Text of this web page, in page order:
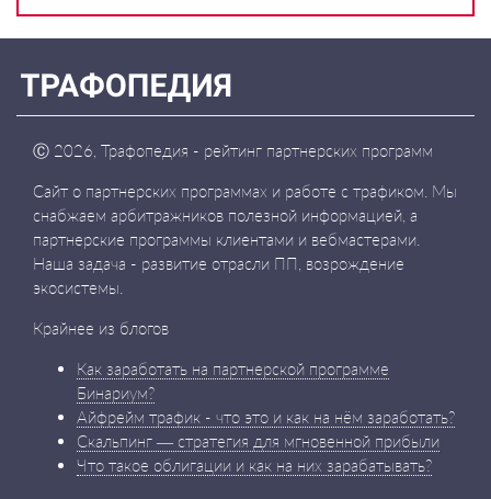
Ⓒ 2026, Трафопедия - рейтинг партнерских программ
Сайт о партнерских программах и работе с трафиком. Мы
снабжаем арбитражников полезной информацией, а
партнерские программы клиентами и вебмастерами.
Наша задача - развитие отрасли ПП, возрождение
экосистемы.
Крайнее из блогов
Как заработать на партнерской программе
Бинариум?
Айфрейм трафик - что это и как на нём заработать?
Скальпинг — стратегия для мгновенной прибыли
Что такое облигации и как на них зарабатывать?